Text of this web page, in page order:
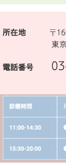
所在地
〒
東京都新宿
電話番号